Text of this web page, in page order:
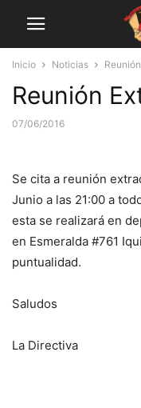
Inicio Noticias
Reunión
07/06/2016
Se cita a reunión
Junio a las 21:00 a
esta se realizará en
en Esmeralda #761
puntualidad.
Saludos
La Directiva